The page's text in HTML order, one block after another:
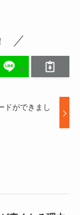
ドができまし